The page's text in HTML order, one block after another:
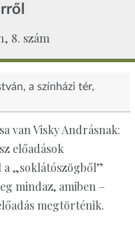
8. szám
a színházi tér
van Visky Andrásnak:
előadások
a „soklátószögből”
mindaz, amiben –
megtörténik.